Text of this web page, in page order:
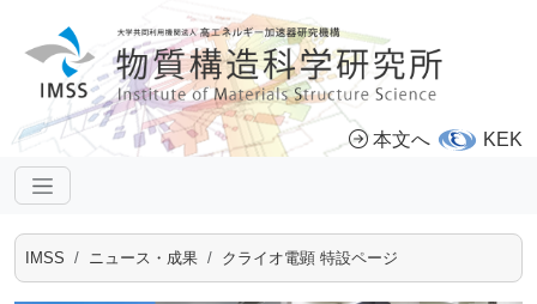
本文へ KEK
IMSS ニュース・成果 クライオ電顕 特設ページ